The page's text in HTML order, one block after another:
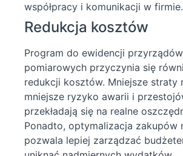
współpracy i komunikacji w firmie.
Redukcja kosztów
Program do ewidencji przyrządów
pomiarowych przyczynia się
redukcji kosztów. Mniejsze straty
mniejsze ryzyko awarii i
przekładają się na realne
Ponadto, optymalizacja zakupów
pozwala lepiej zarządzać